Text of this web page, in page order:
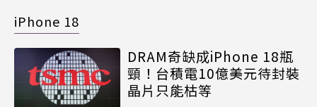
iPhone 18
DRAM奇缺成iPhone 18瓶
頸！台積電10億美元待封裝
晶片只能枯等